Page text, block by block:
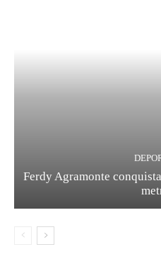
Ferdy Agramonte